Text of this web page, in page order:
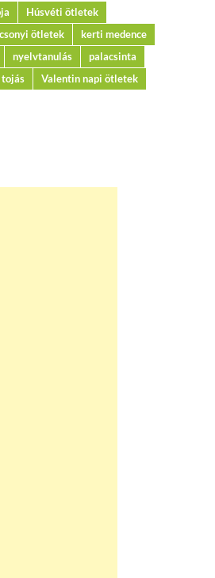
Húsvéti ötletek
ötletek
kerti medence
nyelvtanulás
palacsinta
tojás
Valentin napi ötletek